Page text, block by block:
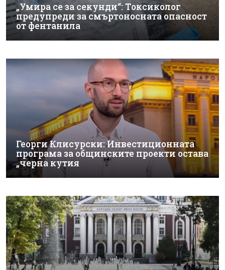
„Умира се за секунди“: Токсиколог
предупреди за смъртоносната опасност
от фентанила
Георги Клисурски: Инвестиционната
програма за общинските проекти остава
„черна кутия